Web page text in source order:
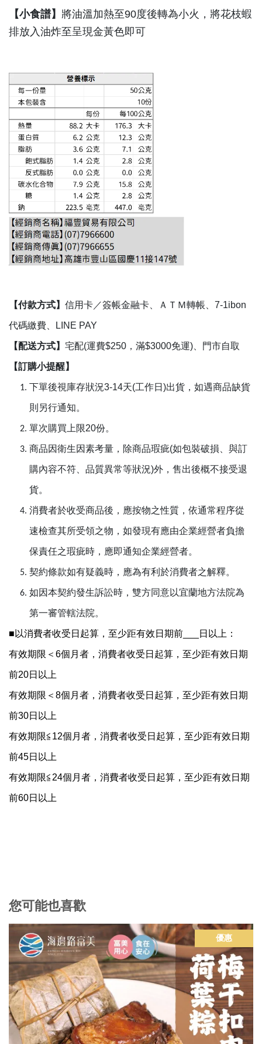
【小食譜】 將油溫加熱至90度後轉為小火，將花枝蝦
排放入油炸至呈現金黃色即可
【付款方式】 信用卡／簽帳金融卡、ＡＴＭ轉帳、7-1ibon
代碼繳費、LINE PAY
【配送方式】 宅配(運費$250，滿$3000免運)、門市自取
【訂購小提醒】
下單後視庫存狀況3-14天(工作日)出貨，如遇商品缺貨
則另行通知。
單次購買上限20份。
商品因衛生因素考量，除商品瑕疵(如包裝破損、與訂
購內容不符、品質異常等狀況)外，售出後概不接受退
貨。
消費者於收受商品後，應按物之性質，依通常程序從
速檢查其所受領之物，如發現有應由企業經營者負擔
保責任之瑕疵時，應即通知企業經營者。
契約條款如有疑義時，應為有利於消費者之解釋。
如因本契約發生訴訟時，雙方同意以宜蘭地方法院為
第一審管轄法院。
■以消費者收受日起算，至少距有效日期前___­­日以上：
有效期限＜6個月者，消費者收受日起算，至少距有效日期
前20日以上
有效期限＜8個月者，消費者收受日起算，至少距有效日期
前30日以上
有效期限≦12個月者，消費者收受日起算，至少距有效日期
前45日以上
有效期限≦24個月者，消費者收受日起算，至少距有效日期
前60日以上
您可能也喜歡
優惠